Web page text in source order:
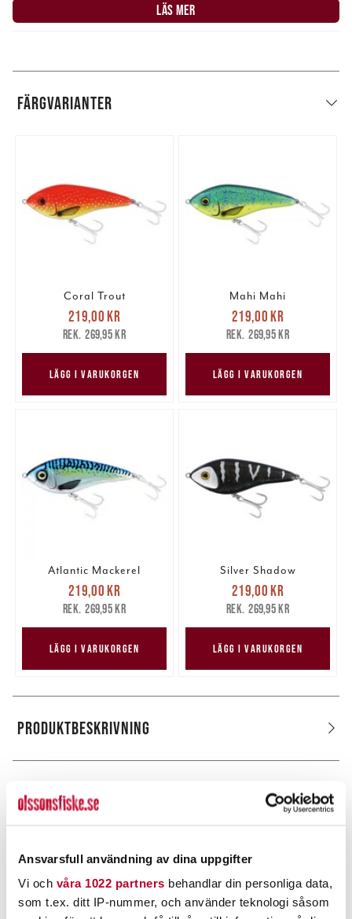
Ansvarsfull användning av dina uppgifter
Vi och våra 1022 partners behandlar din personliga data,
som t.ex. ditt IP-nummer, och använder teknologi såsom
LÄS MER
FÄRGVARIANTER
Coral Trout
Nuvarande pris
219,00 krTidigare pris
269,95 kr
219,00 kr
269,95 kr
LÄGG I VARUKORGEN
Mahi Mahi
Nuvarande pris
219,00 krTidigare pris
269,95 kr
219,00 kr
269,95 kr
LÄGG I VARUKORGEN
Atlantic Mackerel
Nuvarande pris
219,00 krTidigare pris
269,95 kr
219,00 kr
269,95 kr
LÄGG I VARUKORGEN
Silver Shadow
Nuvarande pris
219,00 krTidigare pris
269,95 kr
219,00 kr
269,95 kr
LÄGG I VARUKORGEN
PRODUKTBESKRIVNING